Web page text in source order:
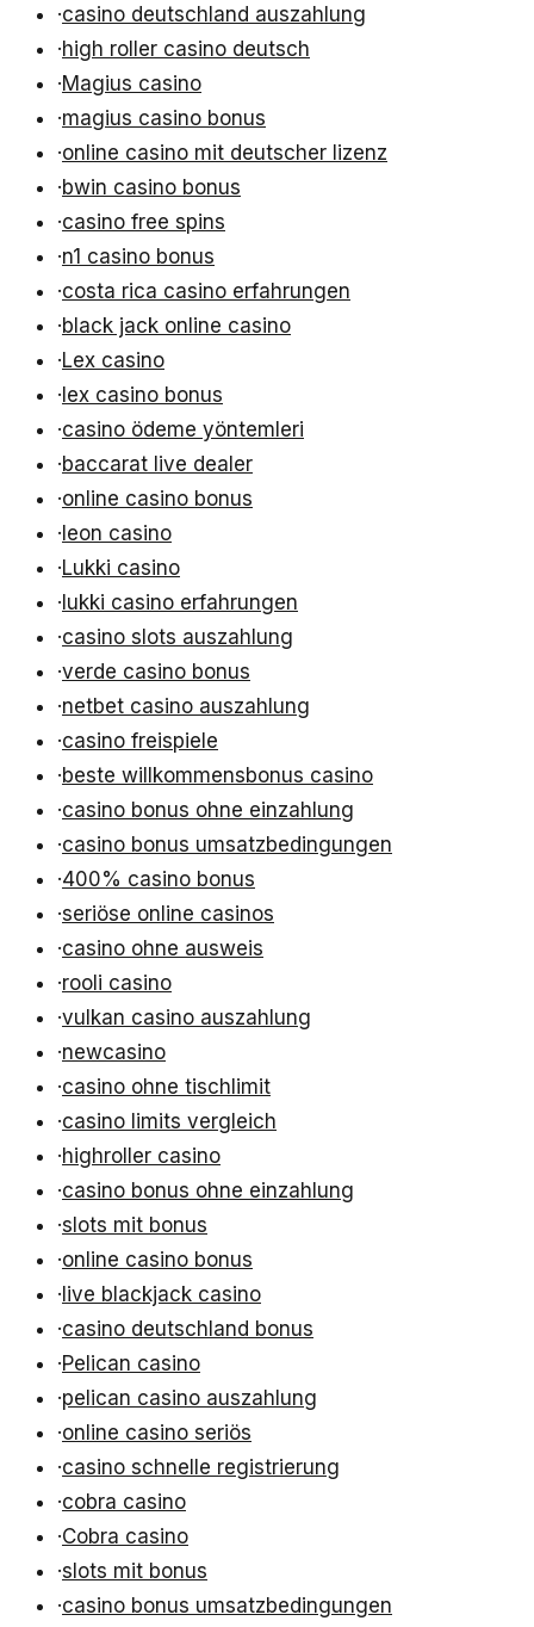
·casino deutschland auszahlung
·high roller casino deutsch
·Magius casino
·magius casino bonus
·online casino mit deutscher lizenz
·bwin casino bonus
·casino free spins
·n1 casino bonus
·costa rica casino erfahrungen
·black jack online casino
·Lex casino
· lex casino bonus
·casino ödeme yöntemleri
·baccarat live dealer
·online casino bonus
· leon casino
·Lukki casino
· lukki casino erfahrungen
·casino slots auszahlung
·verde casino bonus
·netbet casino auszahlung
·casino freispiele
·beste willkommensbonus casino
·casino bonus ohne einzahlung
·casino bonus umsatzbedingungen
·400% casino bonus
·seriöse online casinos
·casino ohne ausweis
·rooli casino
·vulkan casino auszahlung
·newcasino
·casino ohne tischlimit
·casino limits vergleich
·highroller casino
·casino bonus ohne einzahlung
·slots mit bonus
·online casino bonus
· live blackjack casino
·casino deutschland bonus
·Pelican casino
·pelican casino auszahlung
·online casino seriös
·casino schnelle registrierung
·cobra casino
·Cobra casino
·slots mit bonus
·casino bonus umsatzbedingungen